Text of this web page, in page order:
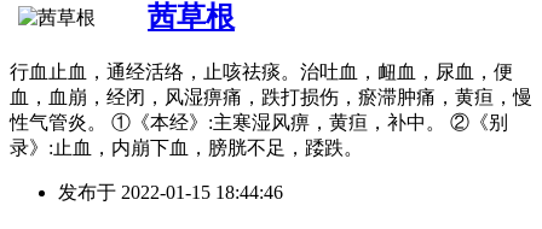
茜草根
行血止血，通经活络，止咳祛痰。治吐血，衄血，尿血，便
血，血崩，经闭，风湿痹痛，跌打损伤，瘀滞肿痛，黄疸，慢
性气管炎。 ①《本经》:主寒湿风痹，黄疸，补中。 ②《别
录》:止血，内崩下血，膀胱不足，踒跌。
发布于 2022-01-15 18:44:46